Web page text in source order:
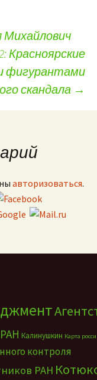
Михайлович
Красноярские
фигурантами
скандала →
авторизоваться.
Калинушкин Карта
контроля
РАН